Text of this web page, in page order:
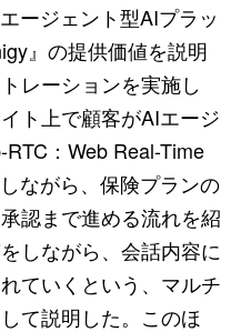
ージェント型AIプラッ
』の提供価値を説明
レーションを実施し
ト上で顧客がAIエージ
：Web Real-Time
ながら、保険プランの
認まで進める流れを紹
しながら、会話内容に
ていくという、マルチ
て説明した。このほ